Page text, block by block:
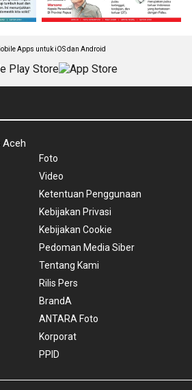
Apps untuk iOS dan Android
Aceh
Foto
Video
Ketentuan Penggunaan
Kebijakan Privasi
Kebijakan Cookie
Pedoman Media Siber
Tentang Kami
Rilis Pers
BrandA
ANTARA Foto
Korporat
PPID